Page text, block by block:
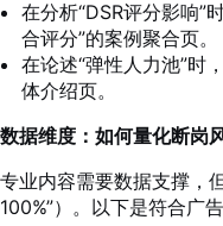
在分析“DSR评分影响”
合评分”的案例聚合页。
在论述“弹性人力池”时
体介绍页。
数据维度：如何量化断岗
专业内容需要数据支撑，
100%”）。以下是符合广